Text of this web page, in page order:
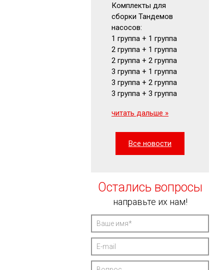
Комплекты для
сборки Тандемов
насосов:
1 группа + 1 группа
2 группа + 1 группа
2 группа + 2 группа
3 группа + 1 группа
3 группа + 2 группа
3 группа + 3 группа
читать дальше »
Все новости
Остались вопросы
направьте их нам!